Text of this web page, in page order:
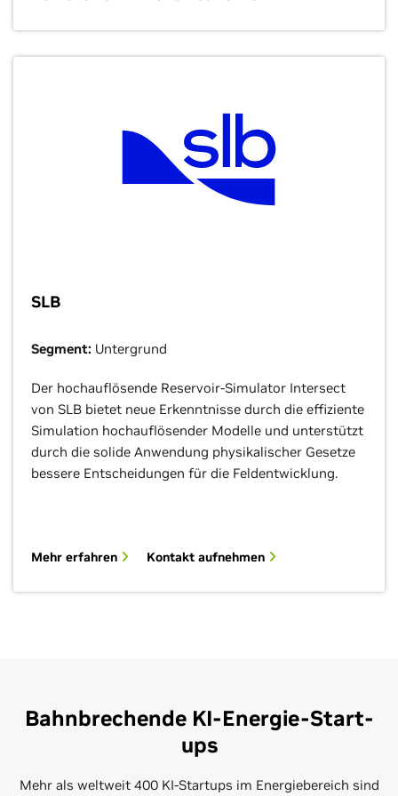
SLB
Segment: Untergrund
Der hochauflösende Reservoir-Simulator Intersect
von SLB bietet neue Erkenntnisse durch die effiziente
Simulation hochauflösender Modelle und unterstützt
durch die solide Anwendung physikalischer Gesetze
bessere Entscheidungen für die Feldentwicklung.
Mehr erfahren Kontakt aufnehmen
Bahnbrechende KI-Energie-Start-
ups
Mehr als weltweit 400 KI-Startups im Energiebereich sind